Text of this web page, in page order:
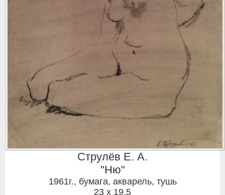
Струлёв Е. А.
"Ню"
1961г., бумага, акварель, тушь
23 x 19,5